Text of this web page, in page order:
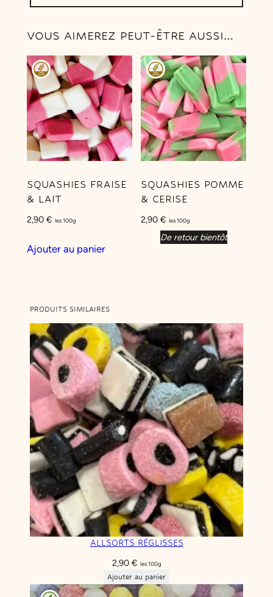
a
t
VOUS AIMEREZ PEUT-ÊTRE AUSSI…
SQUASHIES FRAISE
& LAIT
2,90 € les 100g
Ajouter au panier
SQUASHIES POMME
& CERISE
2,90€ les 100g
De retour bientôt
PRODUITS SIMILAIRES
ALLSORTS RÉGLISSES
2,90 € les 100g
Ajouter au panier